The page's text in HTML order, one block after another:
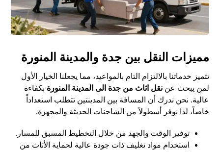
مميزات النقل بين جدة والمدينة المنورة
تتميز خدماتنا بالالتزام التام بالمواعيد، مما يجعلنا الخيار الأول
لمن يبحث عننقل اثاث من جدة الى المدينة المنورة بكفاءة
عالية. نحن ندرك أن المسافة بين المدينتين تتطلب استعداداً
خاصاً، لذا نوفر أسطولاً من الشاحنات الحديثة والمجهزة.
توفير الوقت والجهد من خلال التخطيط المسبق للمسار.
استخدام مواد تغليف ذات جودة عالية لحماية الأثاث من